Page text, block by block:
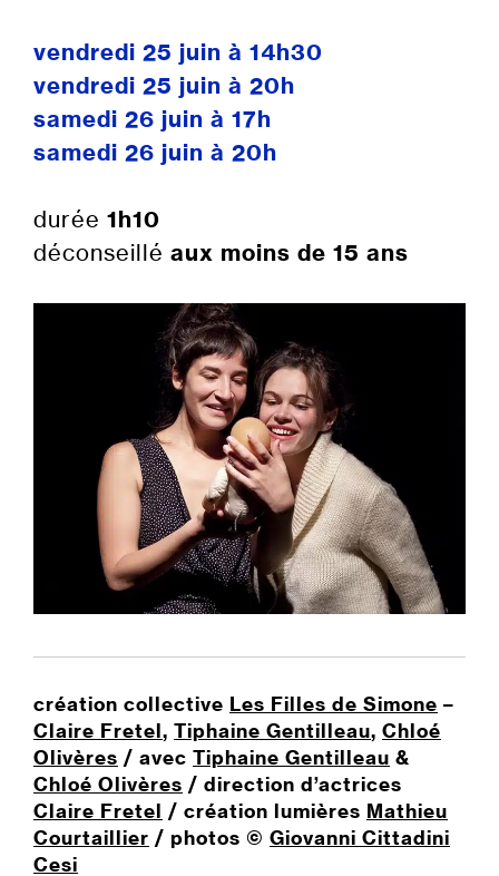
vendredi 25 juin à 14h30
vendredi 25 juin à 20h
samedi 26 juin à 17h
samedi 26 juin à 20h
durée 1h10
déconseillé aux moins de 15 ans
création collective Les Filles de Simone –
Claire Fretel, Tiphaine Gentilleau, Chloé
Olivères / avec Tiphaine Gentilleau &
Chloé Olivères / direction d’actrices
Claire Fretel / création lumières Mathieu
Courtaillier / photos © Giovanni Cittadini
Cesi